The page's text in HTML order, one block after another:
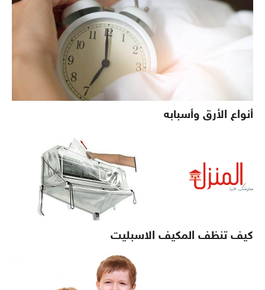
أنواع الأرق وأسبابه
كيف تنظف المكيف الاسبليت